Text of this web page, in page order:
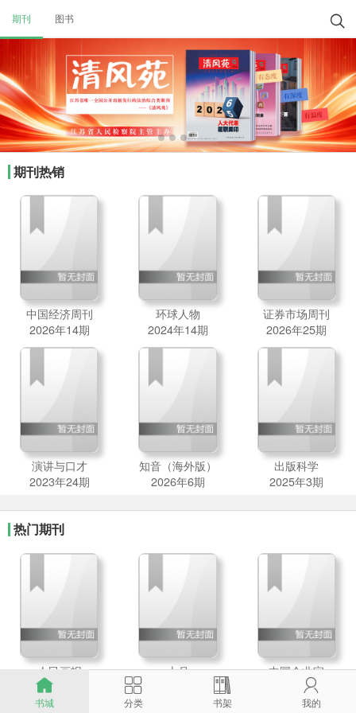
期刊 图书 
期刊热销
中国经济周刊
2026年14期
环球人物
2024年14期
证券市场周刊
2026年25期
演讲与口才
2023年24期
知音（海外版）
2026年6期
出版科学
2025年3期
热门期刊
人民画报
2026年7期
十月
中国企业家
2026年6期

书城

分类

书架

我的